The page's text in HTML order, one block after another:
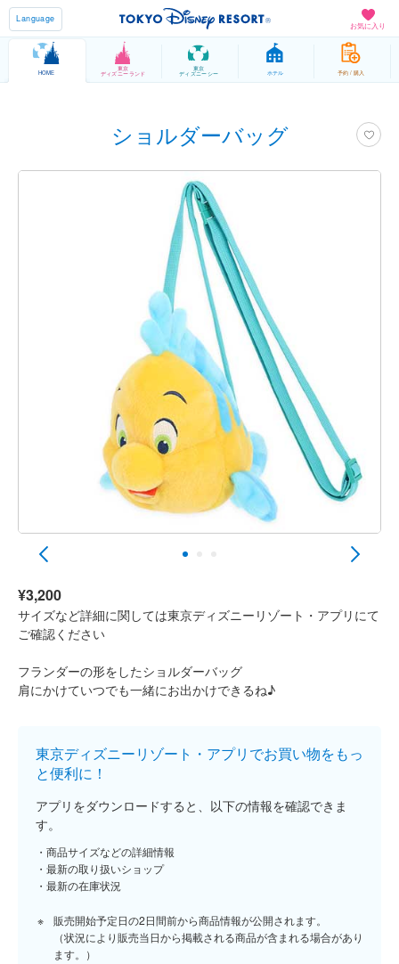
お気に入り
Language
HOME
東京
ディズニーランド
東京
ディズニーシー ホテル 予約 / 購入
ショルダーバッグ
¥3,200
サイズなど詳細に関しては東京ディズニーリゾート・アプリにて
ご確認ください
フランダーの形をしたショルダーバッグ
肩にかけていつでも一緒にお出かけできるね♪
東京ディズニーリゾート・アプリでお買い物をもっ
と便利に！
アプリをダウンロードすると、以下の情報を確認できま
す。
商品サイズなどの詳細情報
最新の取り扱いショップ
最新の在庫状況
販売開始予定日の2日間前から商品情報が公開されます。
（状況により販売当日から掲載される商品が含まれる場合があり
ます。）